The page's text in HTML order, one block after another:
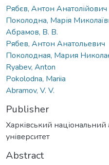
Рябєв, Антон Анатолійович
Поколодна, Марія
Абрамов, В. В.
Рябев, Антон Анатольевич
Поколодная, Мария
Ryabev, Anton
Pokolodna, Mariia
Abramov, V. V.
Publisher
Харківський
університет
Abstract